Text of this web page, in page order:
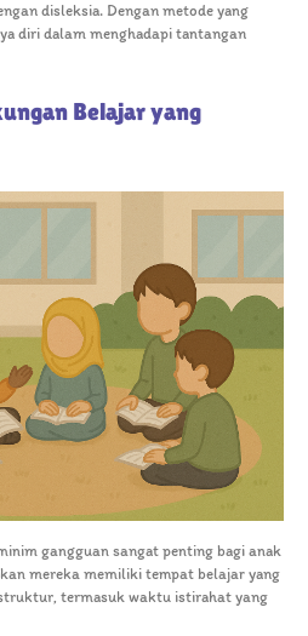
disleksia. Dengan metode yang
diri dalam menghadapi tantangan
Belajar yang
gangguan sangat penting bagi anak
mereka memiliki tempat belajar yang
termasuk waktu istirahat yang